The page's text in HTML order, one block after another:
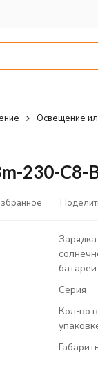
Освещение
230-
Зарядка
батареи
Серия
Кол-во в